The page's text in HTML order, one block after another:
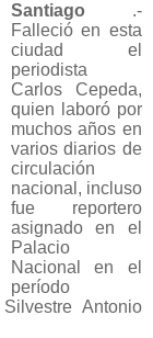
Santiago .-
Falleció en esta
ciudad el
periodista
Carlos Cepeda,
quien laboró por
muchos años en
varios diarios de
circulación
nacional, incluso
fue reportero
asignado en el
Palacio
Nacional en el
período
Antonio